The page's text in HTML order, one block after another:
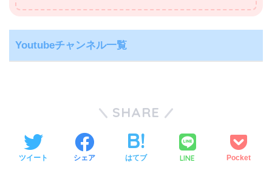
Youtubeチャンネル一覧
SHARE
ツイート シェア はてブ LINE Pocket